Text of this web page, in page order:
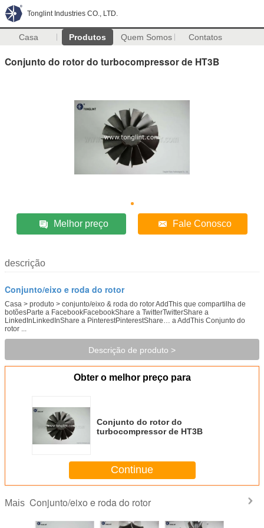
Tonglint Industries CO., LTD.
Casa Produtos Quem Somos Contatos
Conjunto do rotor do turbocompressor de HT3B
Melhor preço Fale Conosco
descrição
Conjunto/eixo e roda do rotor
Casa > produto > conjunto/eixo & roda do rotor AddThis que compartilha de
botõesParte a FacebookFacebookShare a TwitterTwitterShare a
LinkedInLinkedInShare a PinterestPinterestShare… a AddThis Conjunto do
rotor ...
Descrição de produto >
Obter o melhor preço para
Conjunto do rotor do
turbocompressor de HT3B
Continue
Mais Conjunto/eixo e roda do rotor